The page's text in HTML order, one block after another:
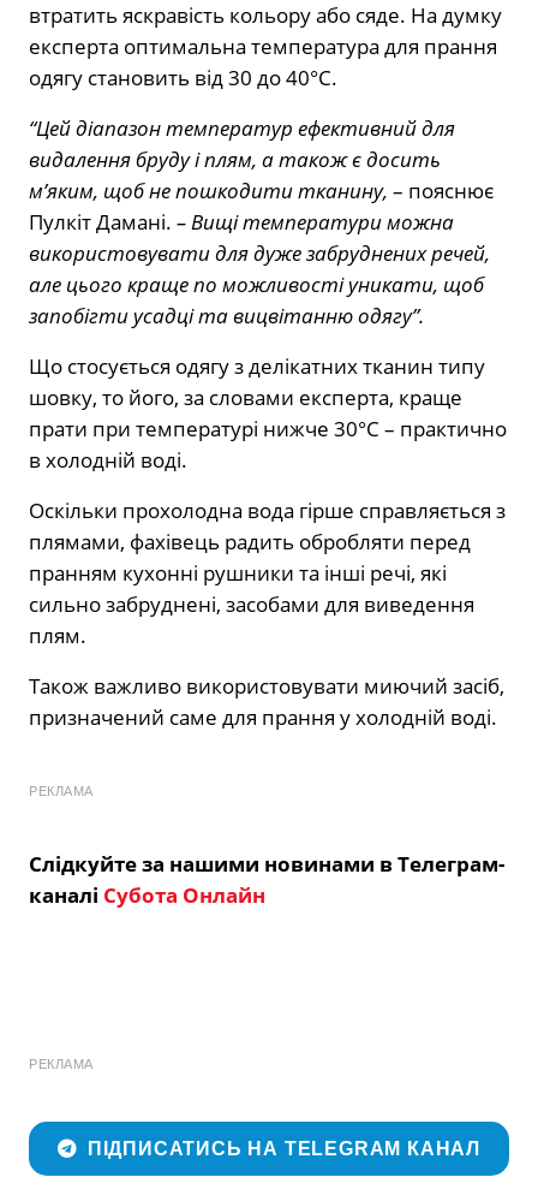
втратить яскравість кольору або сяде. На думку
експерта оптимальна температура для прання
одягу становить від 30 до 40°C.
“Цей діапазон температур ефективний для
видалення бруду і плям, а також є досить
м’яким, щоб не пошкодити тканину, – пояснює
Пулкіт Дамані. – Вищі температури можна
використовувати для дуже забруднених речей,
але цього краще по можливості уникати, щоб
запобігти усадці та вицвітанню одягу”.
Що стосується одягу з делікатних тканин типу
шовку, то його, за словами експерта, краще
прати при температурі нижче 30°C – практично
в холодній воді.
Оскільки прохолодна вода гірше справляється з
плямами, фахівець радить обробляти перед
пранням кухонні рушники та інші речі, які
сильно забруднені, засобами для виведення
плям.
Також важливо використовувати миючий засіб,
призначений саме для прання у холодній воді.
РЕКЛАМА
Слідкуйте за нашими новинами в Телеграм-
каналі Субота Онлайн
РЕКЛАМА
ПІДПИСАТИСЬ НА TELEGRAM КАНАЛ